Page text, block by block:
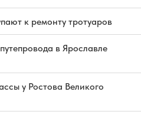
к ремонту тротуаров
в Ярославле
у Ростова Великого